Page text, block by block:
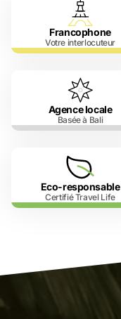
Francophone
Votre interlocuteur
Agence locale
Basée à Bali
Eco-responsable
Certifié Travel Life